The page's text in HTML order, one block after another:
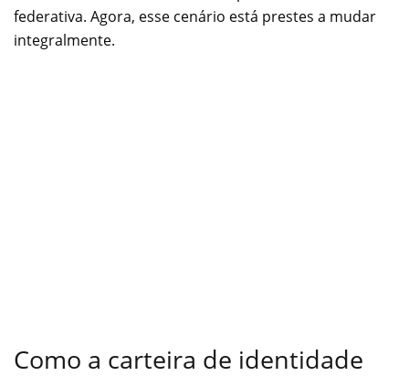
federativa. Agora, esse cenário está prestes a mudar
integralmente.
Como a carteira de identidade